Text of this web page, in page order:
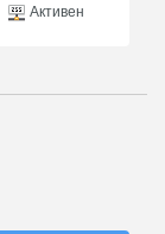
Активен